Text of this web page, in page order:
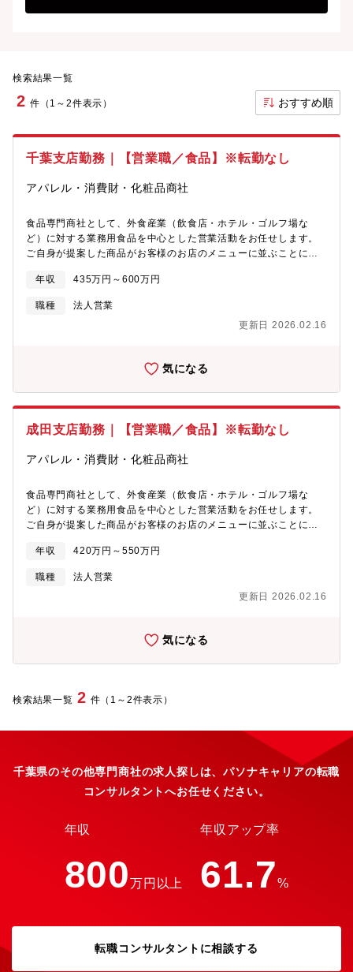
検索結果一覧
2 件（1～2件表示） おすすめ順
千葉支店勤務｜【営業職／食品】※転勤なし
アパレル・消費財・化粧品商社
食品専門商社として、外食産業（飲食店・ホテル・ゴルフ場な
ど）に対する業務用食品を中心とした営業活動をお任せします。
ご自身が提案した商品がお客様のお店のメニューに並ぶことに、
的には】・飲食店やホテル、ゴルフ場などの外食産業への食品提
案営業・販売企画部門が立案したキャンペーンや販売コンセプト
に基づき、顧客に最適な商品を提案。・顧客フォローアップ└定期
訪問・関係構築: 納品後の状況確認や新たなニーズのヒアリングの
速な解決を図ります。【同社の強み】■全国展開→同社は全国に支
お答えできます ■外食産業の中でのブランド力→業界で確かな知
富な商品ラインナップ→お客様が求める価格・品質等の細かなニ
年収 435万円～600万円
職種
法人営業
更新日 2026.02.16
気になる
成田支店勤務｜【営業職／食品】※転勤なし
アパレル・消費財・化粧品商社
食品専門商社として、外食産業（飲食店・ホテル・ゴルフ場な
ど）に対する業務用食品を中心とした営業活動をお任せします。
ご自身が提案した商品がお客様のお店のメニューに並ぶことに、
的には】・飲食店やホテル、ゴルフ場などの外食産業への食品提
案営業・販売企画部門が立案したキャンペーンや販売コンセプト
に基づき、顧客に最適な商品を提案。・顧客フォローアップ└定期
訪問・関係構築: 納品後の状況確認や新たなニーズのヒアリングの
速な解決を図ります。【同社の強み】■全国展開→同社は全国に支
名度を誇り、お客様にも安心してお取引いただいております ■豊
富な商品ラインナップ→お客様が求める価格・品質等の細かなニ
年収 420万円～550万円
職種
法人営業
更新日 2026.02.16
気になる
検索結果一覧 2 件（1～2件表示）
千葉県のその他専門商社の求人探しは、パソナキャリアの転職
コンサルタントへお任せください。
年収
800万円以上
年収アップ率
61.7%
転職コンサルタントに相談する